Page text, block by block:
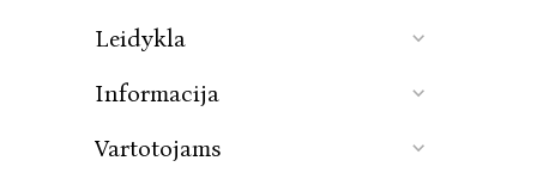
Leidykla
Informacija
Vartotojams